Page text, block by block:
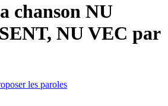
chanson NU
NU VEC par
les paroles